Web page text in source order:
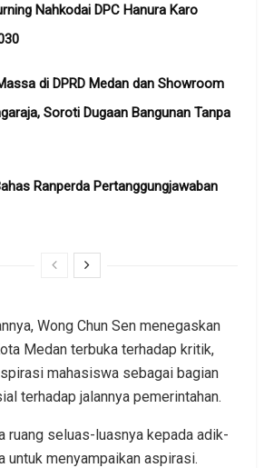
Nahkodai DPC Hanura Karo
di DPRD Medan dan Showroom
Soroti Dugaan Bangunan Tanpa
Ranperda Pertanggungjawaban
Wong Chun Sen menegaskan
Medan terbuka terhadap kritik,
mahasiswa sebagai bagian
terhadap jalannya pemerintahan.
ruang seluas-luasnya kepada adik-
untuk menyampaikan aspirasi.